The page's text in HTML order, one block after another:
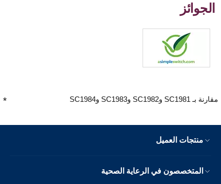
الجوائز
مقارنة بـ SC1981 وSC1982 وSC1983 وSC1984
منتجات العميل
المتخصصون في الرعاية الصحية